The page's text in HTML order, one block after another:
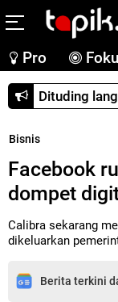
Pro
Dituding
Bisnis
Facebook
dompet
Calibra sekarang
dikeluarkan
Berita terkini